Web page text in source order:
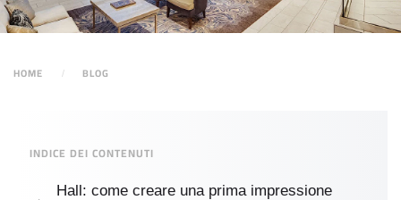
HOME BLOG
INDICE DEI CONTENUTI
Hall: come creare una prima impressione